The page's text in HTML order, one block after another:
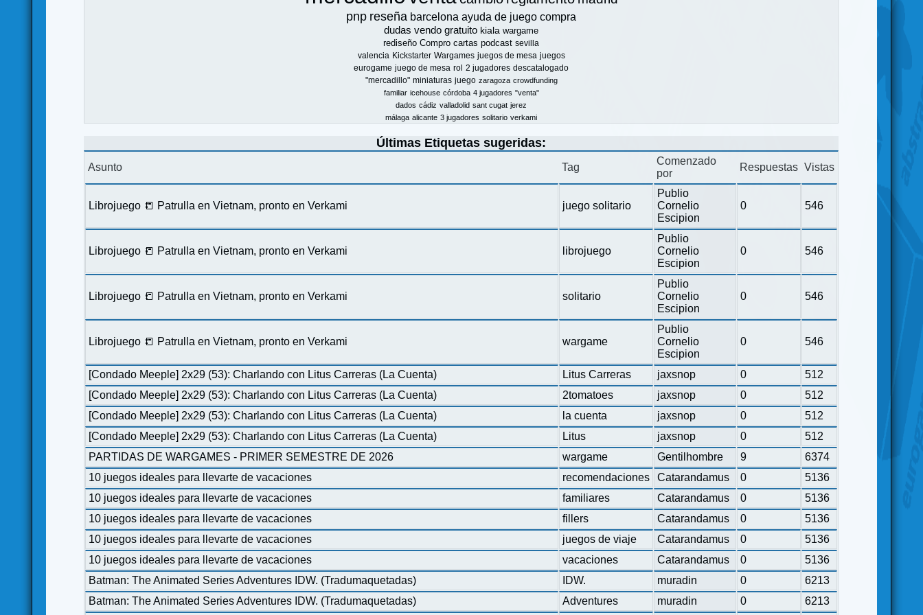
pnp reseña barcelona ayuda de juego compra
dudas vendo gratuito kiala wargame
rediseño Compro cartas podcast sevilla
valencia Kickstarter Wargames juegos de mesa juegos
eurogame juego de mesa rol 2 jugadores descatalogado
"mercadillo" miniaturas juego zaragoza crowdfunding
familiar icehouse córdoba 4 jugadores "venta"
dados cádiz valladolid sant cugat jerez
málaga alicante 3 jugadores solitario verkami
Últimas Etiquetas sugeridas:
Asunto Tag
Comenzado
por
Respuestas Vistas
Librojuego 📒 Patrulla en Vietnam, pronto en Verkami juego solitario
Publio
Cornelio
Escipion
0 546
Librojuego 📒 Patrulla en Vietnam, pronto en Verkami librojuego
Publio
Cornelio
Escipion
0 546
Librojuego 📒 Patrulla en Vietnam, pronto en Verkami solitario
Publio
Cornelio
Escipion
0 546
Librojuego 📒 Patrulla en Vietnam, pronto en Verkami wargame
Publio
Cornelio
Escipion
0 546
[Condado Meeple] 2x29 (53): Charlando con Litus Carreras (La Cuenta) Litus Carreras jaxsnop 0
512
[Condado Meeple] 2x29 (53): Charlando con Litus Carreras (La Cuenta)
2tomatoes jaxsnop 0
512
[Condado Meeple] 2x29 (53): Charlando con Litus Carreras (La Cuenta)
la cuenta jaxsnop 0
512
[Condado Meeple] 2x29 (53): Charlando con Litus Carreras (La Cuenta)
Litus jaxsnop 0
512
PARTIDAS DE WARGAMES - PRIMER SEMESTRE DE 2026
wargame Gentilhombre 9
6374
10 juegos ideales para llevarte de vacaciones
recomendaciones Catarandamus 0
5136
10 juegos ideales para llevarte de vacaciones
familiares Catarandamus 0
5136
10 juegos ideales para llevarte de vacaciones
fillers Catarandamus 0
5136
10 juegos ideales para llevarte de vacaciones
juegos de viaje Catarandamus 0
5136
10 juegos ideales para llevarte de vacaciones
vacaciones Catarandamus 0
5136
Batman: The Animated Series Adventures IDW. (Tradumaquetadas)
IDW. muradin 0
6213
Batman: The Animated Series Adventures IDW. (Tradumaquetadas)
Adventures muradin 0 6213